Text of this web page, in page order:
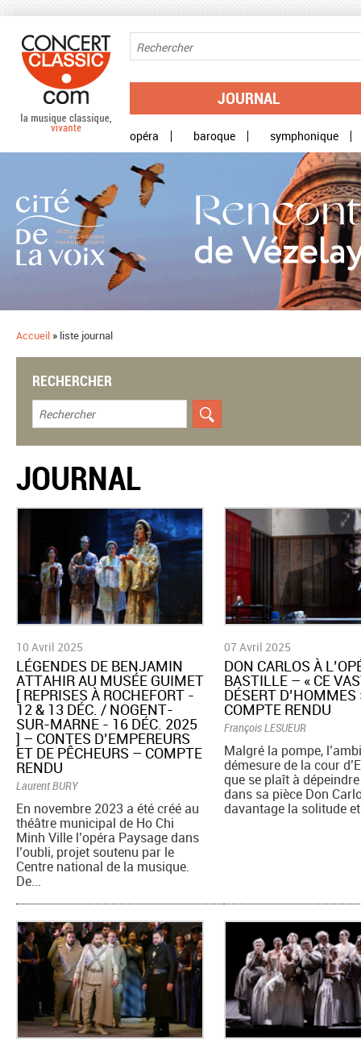
JOURNAL
opéra baroque symphonique
Accueil » liste journal
RECHERCHER
JOURNAL
10 Avril 2025
LÉGENDES DE BENJAMIN
ATTAHIR AU MUSÉE GUIMET
[ REPRISES À ROCHEFORT -
12 & 13 DÉC. / NOGENT-
SUR-MARNE - 16 DÉC. 2025
] – CONTES D’EMPEREURS
ET DE PÊCHEURS – COMPTE
RENDU
Laurent BURY
En novembre 2023 a été créé au
théâtre municipal de Ho Chi
Minh Ville l’opéra Paysage dans
l’oubli, projet soutenu par le
Centre national de la musique.
De...
07 Avril 2025
​DON CARLOS À
BASTILLE – « CE
DÉSERT D’HOMMES
COMPTE RENDU
François LESUEUR
Malgré la pompe,
démesure de la cour
que se plaît à
dans sa pièce Don
davantage la solitude